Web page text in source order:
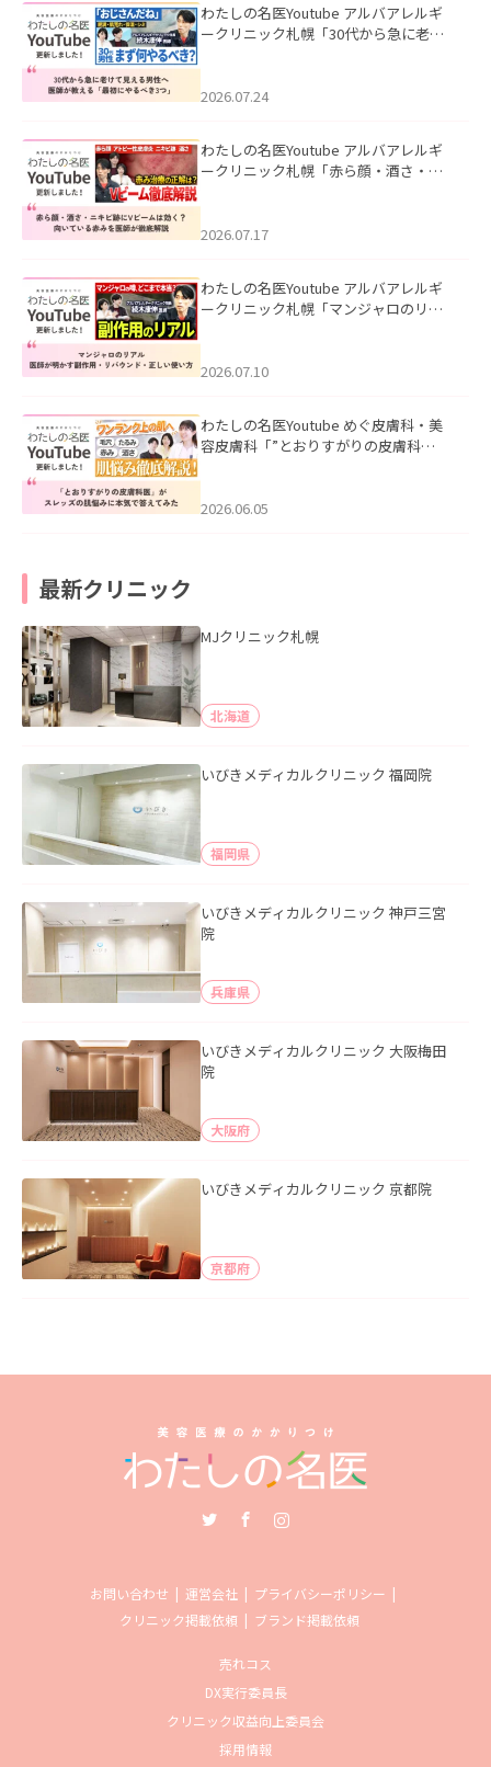
わたしの名医Youtube アルバアレルギ
ークリニック札幌「30代から急に老け
た。
2026.07.24
わたしの名医Youtube アルバアレルギ
ークリニック札幌「赤ら顔・酒さ・ニ
した。
2026.07.17
わたしの名医Youtube アルバアレルギ
ークリニック札幌「マンジャロのリア
た。
2026.07.10
わたしの名医Youtube めぐ皮膚科・美
容皮膚科「”とおりすがりの皮膚科
2026.06.05
最新クリニック
MJクリニック札幌
北海道
いびきメディカルクリニック 福岡院
福岡県
いびきメディカルクリニック 神戸三宮
院
兵庫県
いびきメディカルクリニック 大阪梅田
院
大阪府
いびきメディカルクリニック 京都院
京都府
お問い合わせ 運営会社
プライバシーポリシー
クリニック掲載依頼
ブランド掲載依頼
売れコス
DX実行委員長
クリニック収益向上委員会
採用情報